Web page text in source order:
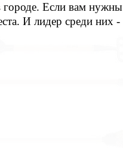
Если вам нужны
И лидер среди них -